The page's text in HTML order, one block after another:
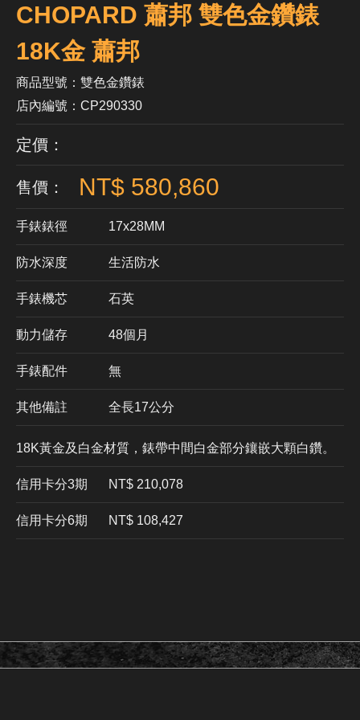
CHOPARD 蕭邦 雙色金鑽錶
18K金 蕭邦
商品型號：雙色金鑽錶
店內編號：CP290330
定價：
售價： NT$ 580,860
手錶錶徑 17x28MM
防水深度 生活防水
手錶機芯 ​石英
動力儲存 48個月
手錶配件 無
其他備註 全長17公分
18K黃金及白金材質，錶帶中間白金部分鑲嵌大顆白鑽。
信用卡分3期 ​NT$ 210,078
信用卡分6期 NT$ 108,427